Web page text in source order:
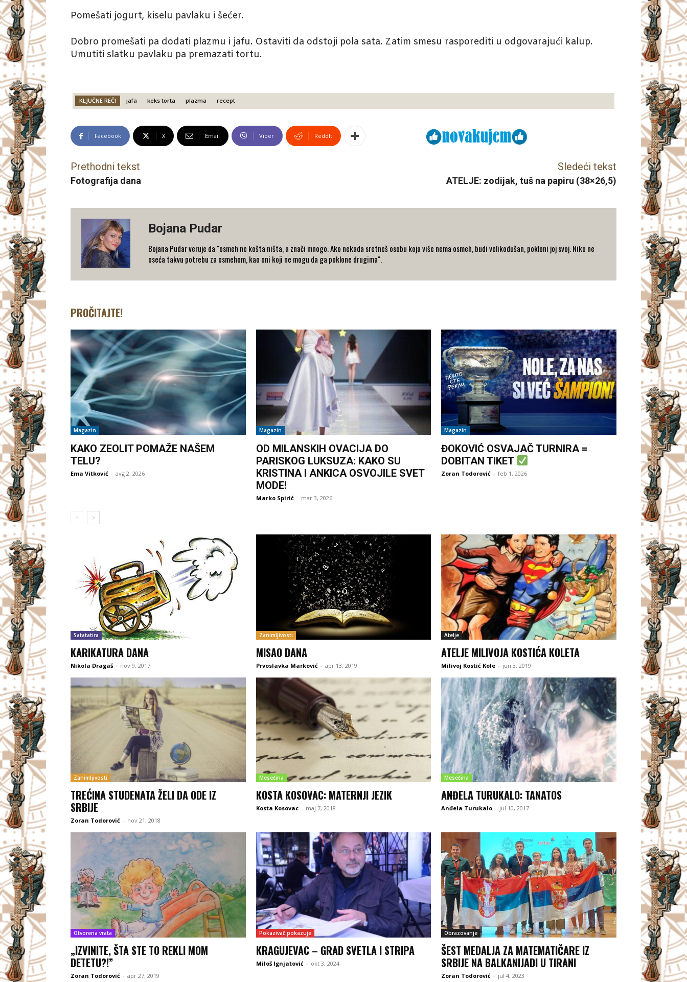
Pomešati jogurt, kiselu pavlaku i šećer.
Dobro promešati pa dodati plazmu i jafu. Ostaviti da odstoji pola sata. Zatim smesu rasporediti u odgovarajući kalup.
Umutiti slatku pavlaku pa premazati tortu.
KLJUČNE REČI jafa keks torta plazma recept
Facebook X Email Viber ReddIt
Prethodni tekst
Fotografija dana
Sledeći tekst
ATELJE: zodijak, tuš na papiru (38×26,5)
Bojana Pudar
Bojana Pudar veruje da "osmeh ne košta ništa, a znači mnogo. Ako nekada sretneš osobu koja više nema osmeh, budi velikodušan, pokloni joj svoj. Niko ne
oseća takvu potrebu za osmehom, kao oni koji ne mogu da ga poklone drugima".
PROČITAJTE!
Magazin
KAKO ZEOLIT POMAŽE NAŠEM
TELU?
Ema Vitković - avg 2, 2026
Magazin
OD MILANSKIH OVACIJA DO
PARISKOG LUKSUZA: KAKO SU
KRISTINA I ANKICA OSVOJILE SVET
MODE!
Marko Spirić - mar 3, 2026
Magazin
ĐOKOVIĆ OSVAJAČ TURNIRA =
DOBITAN TIKET
Zoran Todorović - feb 1, 2026
Satatatira
KARIKATURA DANA
Nikola Dragaš - nov 9, 2017
Zanimljivosti
MISAO DANA
Prvoslavka Marković - apr 13, 2019
Atelje
ATELJE MILIVOJA KOSTIĆA KOLETA
Milivoj Kostić Kole - jun 3, 2019
Zanimljivosti
TREĆINA STUDENATA ŽELI DA ODE IZ
SRBIJE
Zoran Todorović - nov 21, 2018
Mesečina
KOSTA KOSOVAC: MATERNJI JEZIK
Kosta Kosovac - maj 7, 2018
Mesečina
ANĐELA TURUKALO: TANATOS
Anđela Turukalo - jul 10, 2017
Otvorena vrata
„IZVINITE, ŠTA STE TO REKLI MOM
DETETU?!”
Zoran Todorović - apr 27, 2019
Pokazivač pokazuje
KRAGUJEVAC – GRAD SVETLA I STRIPA
Miloš Ignjatović - okt 3, 2024
Obrazovanje
ŠEST MEDALJA ZA MATEMATIČARE IZ
SRBIJE NA BALKANIJADI U TIRANI
Zoran Todorović - jul 4, 2023